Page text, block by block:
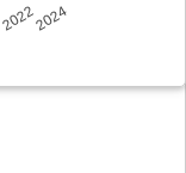
20222024